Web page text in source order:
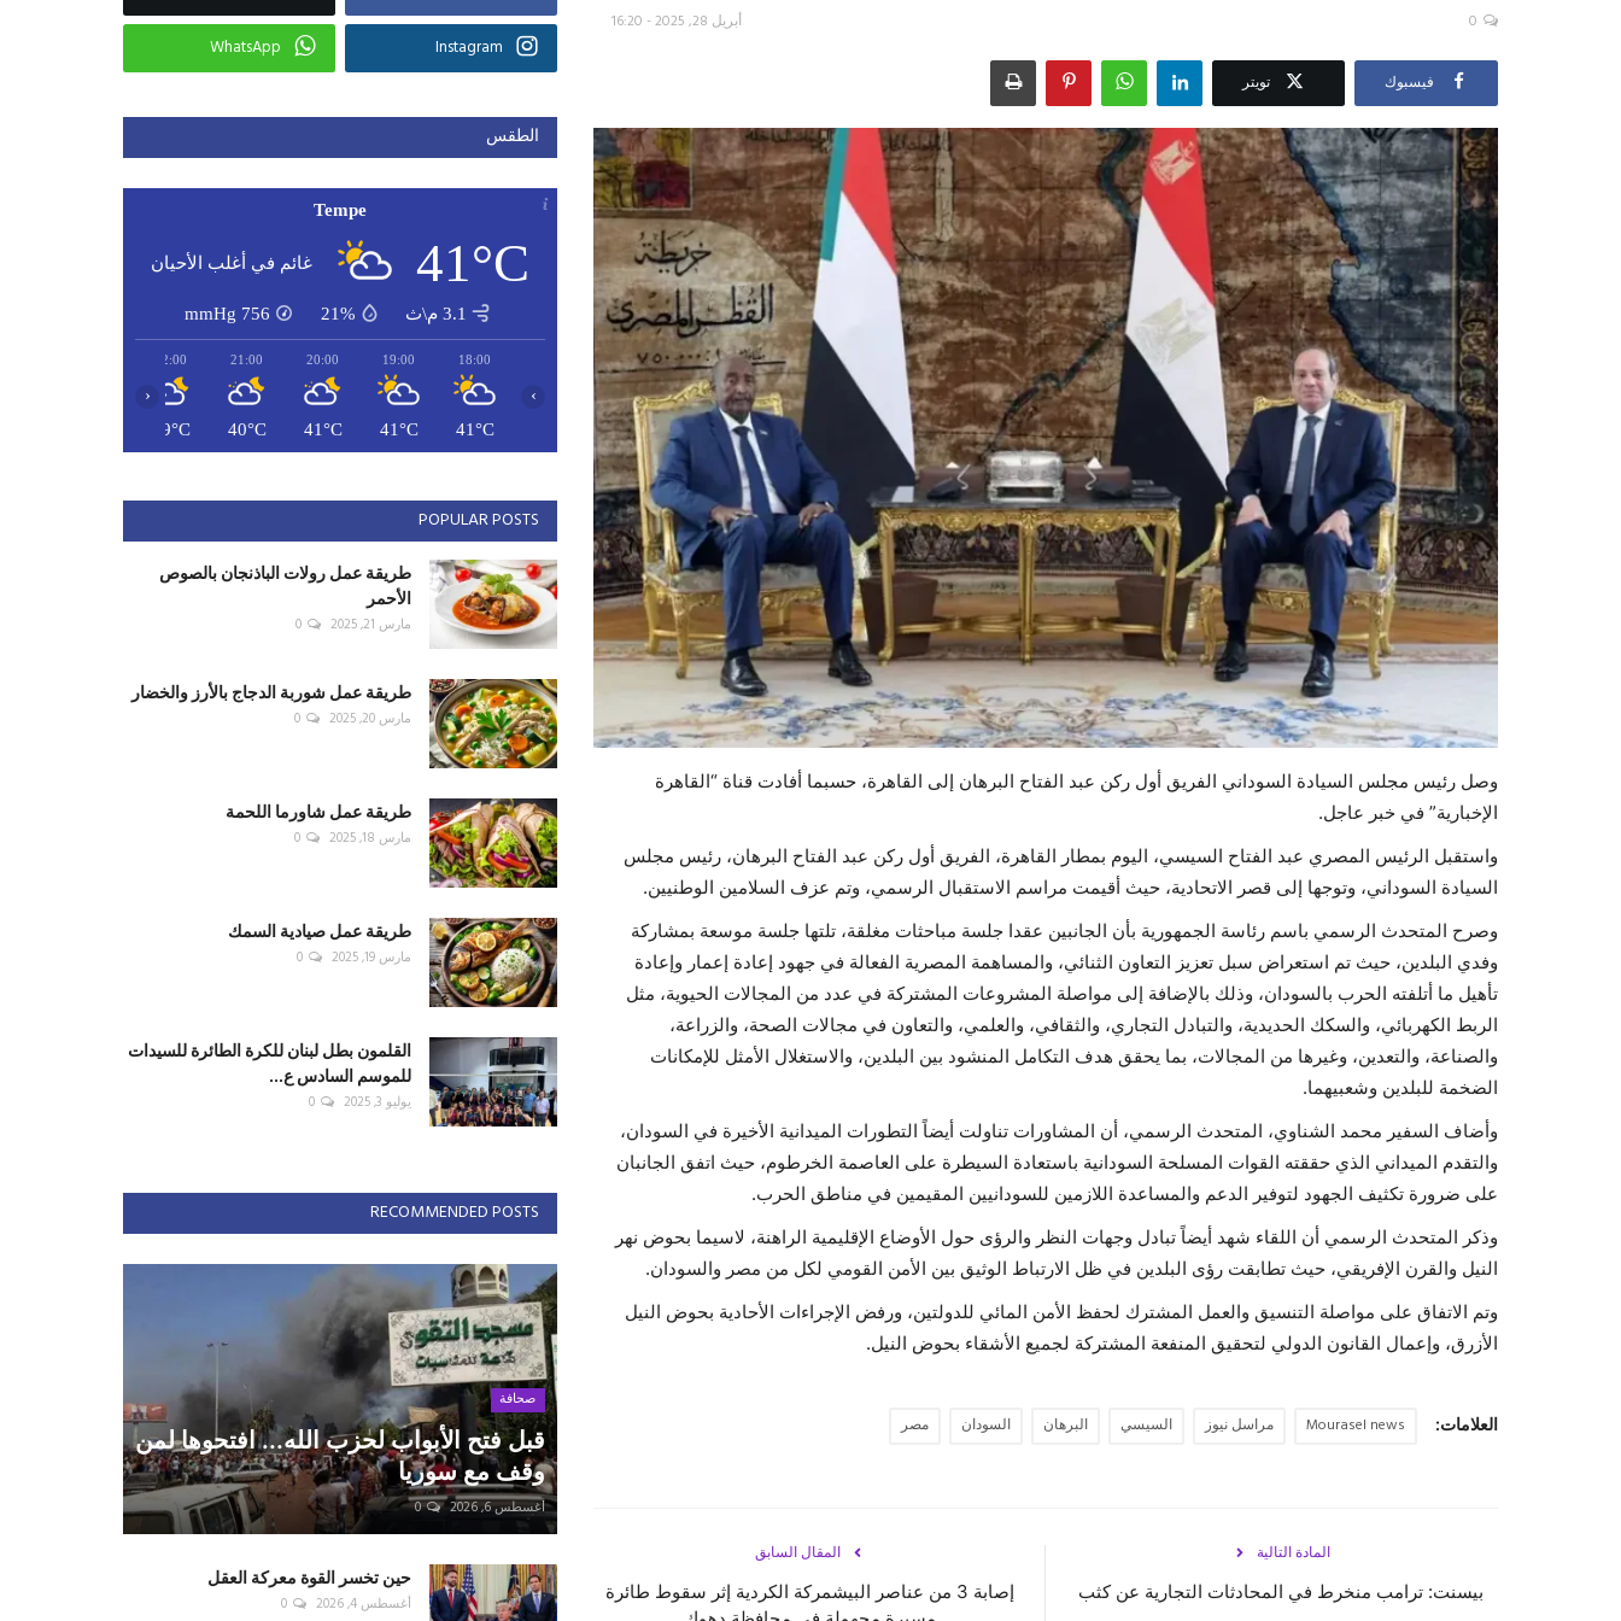
أبريل 28, 2025 - 16:20 0
فيسبوك تويتر
وصل رئيس مجلس السيادة السوداني الفريق أول ركن عبد الفتاح البرهان إلى القاهرة، حسبما أفادت قناة “القاهرة
الإخبارية” في خبر عاجل.
واستقبل الرئيس المصري عبد الفتاح السيسي، اليوم بمطار القاهرة، الفريق أول ركن عبد الفتاح البرهان، رئيس مجلس
السيادة السوداني، وتوجها إلى قصر الاتحادية، حيث أقيمت مراسم الاستقبال الرسمي، وتم عزف السلامين الوطنيين.
وصرح المتحدث الرسمي باسم رئاسة الجمهورية بأن الجانبين عقدا جلسة مباحثات مغلقة، تلتها جلسة موسعة بمشاركة
وفدي البلدين، حيث تم استعراض سبل تعزيز التعاون الثنائي، والمساهمة المصرية الفعالة في جهود إعادة إعمار وإعادة
تأهيل ما أتلفته الحرب بالسودان، وذلك بالإضافة إلى مواصلة المشروعات المشتركة في عدد من المجالات الحيوية، مثل
الربط الكهربائي، والسكك الحديدية، والتبادل التجاري، والثقافي، والعلمي، والتعاون في مجالات الصحة، والزراعة،
والصناعة، والتعدين، وغيرها من المجالات، بما يحقق هدف التكامل المنشود بين البلدين، والاستغلال الأمثل للإمكانات
الضخمة للبلدين وشعبيهما.
وأضاف السفير محمد الشناوي، المتحدث الرسمي، أن المشاورات تناولت أيضاً التطورات الميدانية الأخيرة في السودان،
والتقدم الميداني الذي حققته القوات المسلحة السودانية باستعادة السيطرة على العاصمة الخرطوم، حيث اتفق الجانبان
على ضرورة تكثيف الجهود لتوفير الدعم والمساعدة اللازمين للسودانيين المقيمين في مناطق الحرب.
وذكر المتحدث الرسمي أن اللقاء شهد أيضاً تبادل وجهات النظر والرؤى حول الأوضاع الإقليمية الراهنة، لاسيما بحوض نهر
النيل والقرن الإفريقي، حيث تطابقت رؤى البلدين في ظل الارتباط الوثيق بين الأمن القومي لكل من مصر والسودان.
وتم الاتفاق على مواصلة التنسيق والعمل المشترك لحفظ الأمن المائي للدولتين، ورفض الإجراءات الأحادية بحوض النيل
الأزرق، وإعمال القانون الدولي لتحقيق المنفعة المشتركة لجميع الأشقاء بحوض النيل.
العلامات: Mourasel news مراسل نيوز السيسي البرهان السودان مصر
المقال السابق
إصابة 3 من عناصر البيشمركة الكردية إثر سقوط طائرة
المادة التالية
بيسنت: ترامب منخرط في المحادثات التجارية عن كثب
Instagram
WhatsApp
الطقس
Tempe
41°C غائم في أغلب الأحيان
3.1 م\ث 21%
756
mmHg
18:00
41°C
19:00
41°C
20:00
41°C
21:00
40°C
22:00
39°C
‹ ›
POPULAR POSTS
طريقة عمل رولات الباذنجان بالصوص
الأحمر
مارس 21, 2025 0
طريقة عمل شوربة الدجاج بالأرز والخضار
مارس 20, 2025 0
طريقة عمل شاورما اللحمة
مارس 18, 2025 0
طريقة عمل صيادية السمك
مارس 19, 2025 0
القلمون بطل لبنان للكرة الطائرة للسيدات
للموسم السادس ع...
يوليو 3, 2025 0
RECOMMENDED POSTS
صحافة
قبل فتح الأبواب لحزب الله... افتحوها لمن
وقف مع سوريا
أغسطس 6, 2026 0
حين تخسر القوة معركة العقل
أغسطس 4, 2026 0